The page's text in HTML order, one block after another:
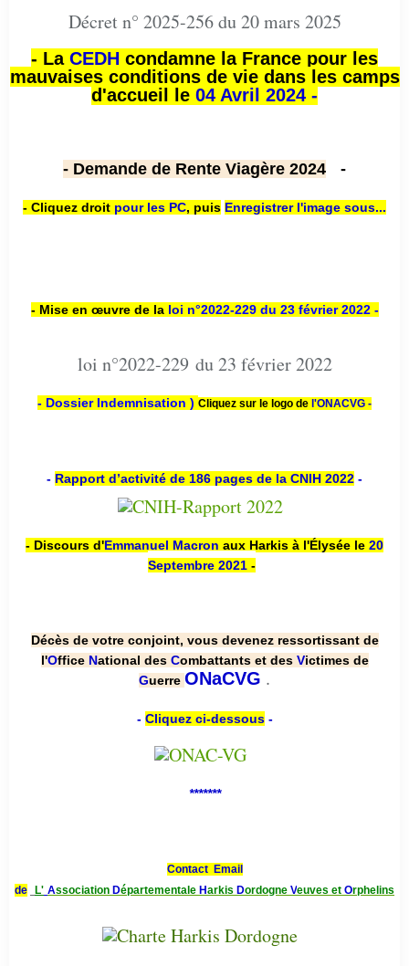
Décret n° 2025-256 du 20 mars 2025
- La CEDH condamne la France pour les
mauvaises conditions de vie dans les camps
d'accueil le 04 Avril 2024 -
- Demande de Rente Viagère 2024 -
- Cliquez droit pour les PC, puis Enregistrer l'image sous...
- Mise en œuvre de la loi n°2022-229 du 23 février 2022 -
loi n°2022-229 du 23 février 2022
- Dossier Indemnisation ) Cliquez sur le logo de l'ONACVG -
- Rapport d’activité de 186 pages de la CNIH 2022 -
- Discours d'Emmanuel Macron aux Harkis à l'Élysée le 20
Septembre 2021 -
Décès de votre conjoint, vous devenez ressortissant de
l'Office National des Combattants et des Victimes de
Guerre ONaCVG .
- Cliquez ci-dessous-
*******
Contact Email
de
L' Association Départementale Harkis Dordogne Veuves et Orphelins